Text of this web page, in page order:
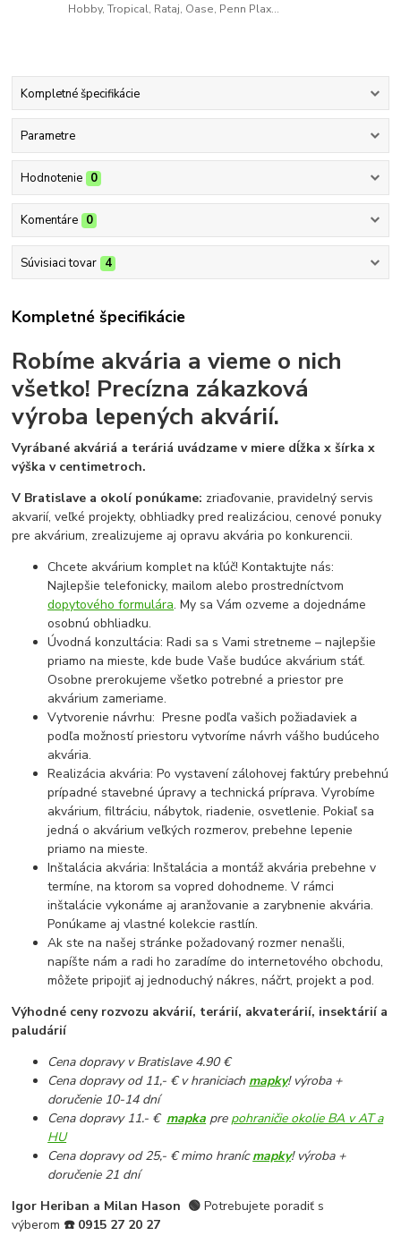
Hobby, Tropical, Rataj, Oase, Penn Plax...
Kompletné špecifikácie
Parametre
Hodnotenie 0
Komentáre 0
Súvisiaci tovar 4
Kompletné špecifikácie
Robíme akvária a vieme o nich
všetko! Precízna zákazková
výroba lepených akvárií.
Vyrábané akváriá a teráriá uvádzame v miere dĺžka x šírka x
výška v centimetroch.
V Bratislave a okolí ponúkame: zriaďovanie, pravidelný servis
akvarií, veľké projekty, obhliadky pred realizáciou, cenové ponuky
pre akvárium, zrealizujeme aj opravu akvária po konkurencii.
Chcete akvárium komplet na kľúč! Kontaktujte nás:
Najlepšie telefonicky, mailom alebo prostredníctvom
dopytového formulára. My sa Vám ozveme a dojednáme
osobnú obhliadku.
Úvodná konzultácia: Radi sa s Vami stretneme – najlepšie
priamo na mieste, kde bude Vaše budúce akvárium stáť.
Osobne prerokujeme všetko potrebné a priestor pre
akvárium zameriame.
Vytvorenie návrhu: Presne podľa vašich požiadaviek a
podľa možností priestoru vytvoríme návrh vášho budúceho
akvária.
Realizácia akvária: Po vystavení zálohovej faktúry prebehnú
prípadné stavebné úpravy a technická príprava. Vyrobíme
akvárium, filtráciu, nábytok, riadenie, osvetlenie. Pokiaľ sa
jedná o akvárium veľkých rozmerov, prebehne lepenie
priamo na mieste.
Inštalácia akvária: Inštalácia a montáž akvária prebehne v
termíne, na ktorom sa vopred dohodneme. V rámci
inštalácie vykonáme aj aranžovanie a zarybnenie akvária.
Ponúkame aj vlastné kolekcie rastlín.
Ak ste na našej stránke požadovaný rozmer nenašli,
napíšte nám a radi ho zaradíme do internetového obchodu,
môžete pripojiť aj jednoduchý nákres, náčrt, projekt a pod.
Výhodné ceny rozvozu akvárií, terárií, akvaterárií, insektárií a
paludárií
Cena dopravy v Bratislave 4.90 €
Cena dopravy od 11,- € v hraniciach mapky! výroba +
doručenie 10-14 dní
Cena dopravy 11.- € mapka pre pohraničie okolie BA v AT a
HU
Cena dopravy od 25,- € mimo hranícmapky! výroba +
doručenie 21 dní
Igor Heriban a Milan Hason 🟢Potrebujete poradiť s
výberom ☎️ 0915 27 20 27